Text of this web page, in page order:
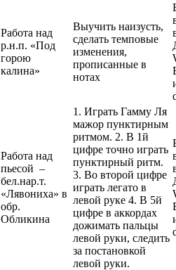
Работа над
р.н.п. «Под
горою
калина»
Выучить наизусть,
сделать темповые
изменения,
прописанные в
нотах
Работа над
пьесой –
бел.нар.т.
«Лявониха» в
обр.
Обликина
1. Играть Гамму Ля
мажор пунктирным
ритмом. 2. В 1й
цифре точно играть
пунктирный ритм.
3. Во второй цифре
играть легато в
левой руке 4. В 5й
цифре в аккордах
дожимать пальцы
левой руки, следить
за постановкой
левой руки.